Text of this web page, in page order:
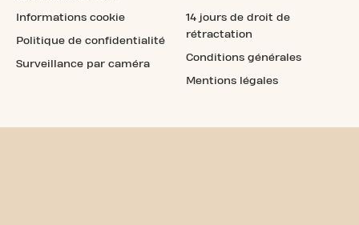
Informations cookie
Politique de confidentialité
Surveillance par caméra
14 jours de droit de
rétractation
Conditions générales
Mentions légales